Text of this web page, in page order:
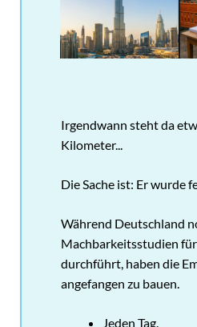
Irgendwann steht da
Kilometer...
Die Sache ist: Er wurde
Während Deutschland
Machbarkeitsstudien für
durchführt, haben die
angefangen zu bauen.
Jeden Tag.